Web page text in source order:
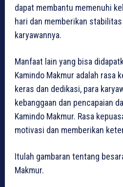
dapat membantu memenuhi
hari dan memberikan
karyawannya.
Manfaat lain yang bisa
Kamindo Makmur adalah rasa
keras dan dedikasi, para
kebanggaan dan pencapaian
Kamindo Makmur. Rasa
motivasi dan memberikan
Itulah gambaran tentang
Makmur.